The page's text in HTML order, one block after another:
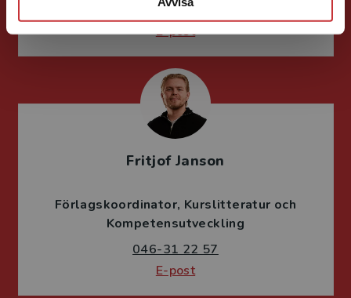
046-31 21 66
E-post
Fritjof Janson
Förlagskoordinator Kurslitteratur och
Kompetensutveckling
046-31 22 57
E-post